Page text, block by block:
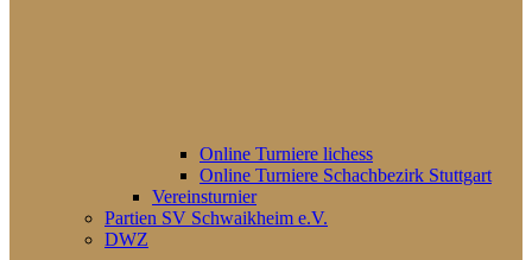
Online Turniere lichess
Online Turniere Schachbezirk Stuttgart
Vereinsturnier
Partien SV Schwaikheim e.V.
DWZ